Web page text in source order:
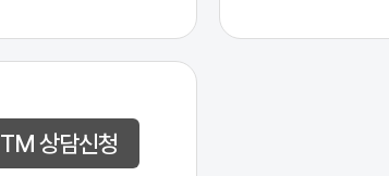
TM 상담신청